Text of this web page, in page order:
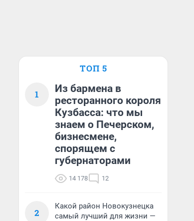
ТОП 5
1
Из бармена в
ресторанного короля
Кузбасса: что мы
знаем о Печерском,
бизнесмене,
спорящем с
губернаторами
14 178 12
2
Какой район Новокузнецка
самый лучший для жизни —